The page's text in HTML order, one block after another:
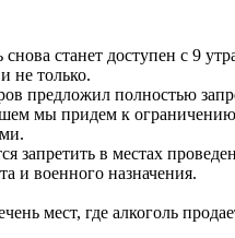
снова станет доступен с 9
не только.
предложил полностью
мы придем к
запретить в местах
и военного назначения.
мест, где алкоголь